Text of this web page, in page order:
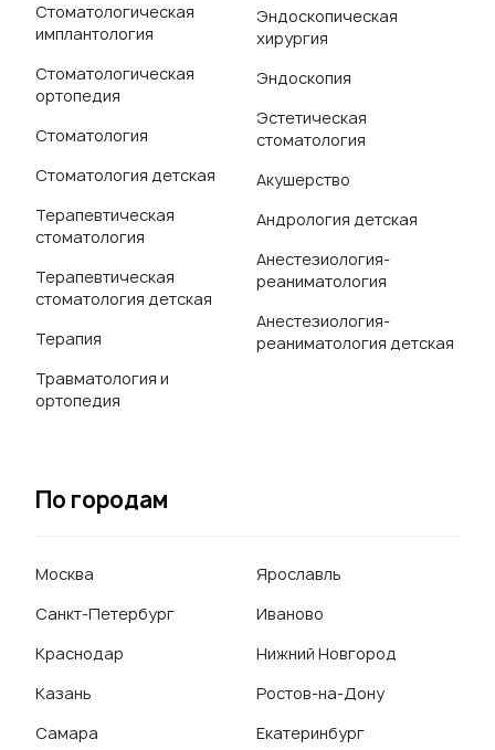
Стоматологическая
имплантология
Стоматологическая
ортопедия
Стоматология
Стоматология детская
Терапевтическая
стоматология
Терапевтическая
стоматология детская
Терапия
Травматология и
ортопедия
Эндоскопическая
хирургия
Эндоскопия
Эстетическая
стоматология
Акушерство
Андрология детская
Анестезиология-
реаниматология
Анестезиология-
реаниматология детская
По городам
Москва
Санкт-Петербург
Краснодар
Казань
Самара
Ярославль
Иваново
Нижний Новгород
Ростов-на-Дону
Екатеринбург